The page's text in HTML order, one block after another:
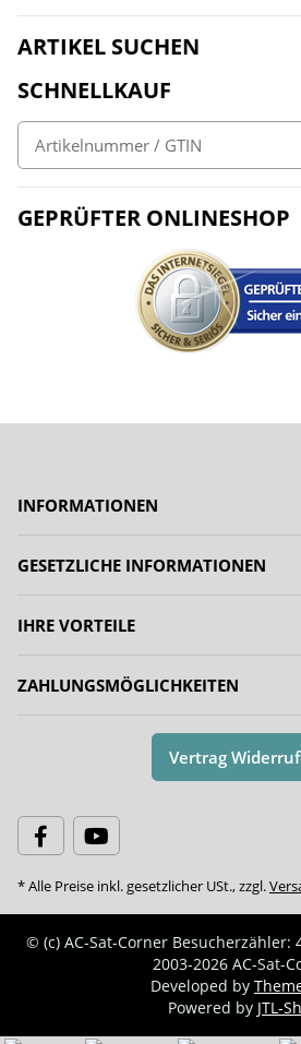
ARTIKEL SUCHEN
SCHNELLKAUF
GEPRÜFTER ONLINESHOP
INFORMATIONEN
GESETZLICHE INFORMATIONEN
IHRE VORTEILE
ZAHLUNGSMÖGLICHKEITEN
Vertrag
* Alle Preise inkl. gesetzlicher USt., zzgl.
© (c) AC-Sat-Corner Besucherzähler:
2003-2026 AC-Sat-
Developed by
Powered by JTL-